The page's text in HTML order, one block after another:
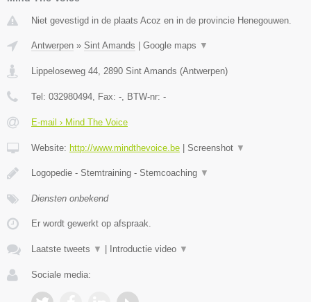
Niet gevestigd in de plaats Acoz en in de provincie Henegouwen.
Antwerpen » Sint Amands | Google maps ▼
Lippeloseweg 44 2890 Sint Amands (Antwerpen)
Tel: 032980494 , Fax: - , BTW-nr: -
E-mail › Mind The Voice
Website: http://www.mindthevoice.be | Screenshot ▼
Logopedie - Stemtraining - Stemcoaching ▼
Diensten onbekend
Er wordt gewerkt op afspraak.
Laatste tweets ▼ | Introductie video ▼
Sociale media: